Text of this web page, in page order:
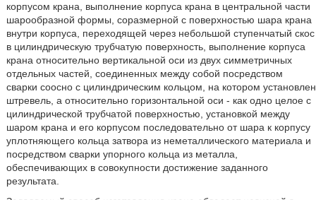
корпусом крана, выполнение корпуса крана в центральной части
шарообразной формы, соразмерной с поверхностью шара крана
внутри корпуса, переходящей через небольшой ступенчатый скос
в цилиндрическую трубчатую поверхность, выполнение корпуса
крана относительно вертикальной оси из двух симметричных
отдельных частей, соединенных между собой посредством
сварки соосно с цилиндрическим кольцом, на котором установлен
штревель, а относительно горизонтальной оси - как одно целое с
цилиндрической трубчатой поверхностью, установкой между
шаром крана и его корпусом последовательно от шара к корпусу
уплотняющего кольца затвора из неметаллического материала и
посредством сварки упорного кольца из металла,
обеспечивающих в совокупности достижение заданного
результата.